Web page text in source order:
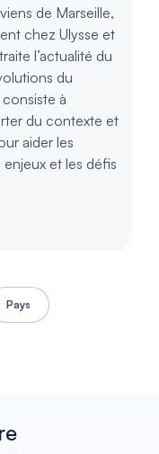
de Marseille,
chez Ulysse et
l’actualité du
du
à
du contexte et
aider les
et les défis
Pays